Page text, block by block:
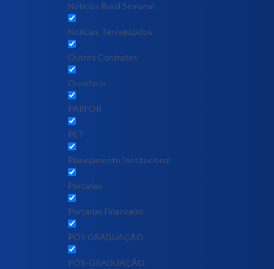
Notícias Rural Semanal
Notícias Terceirizados
Outros Contratos
Ouvidoria
PARFOR
PET
Planejamento Institucional
Portarias
Portarias Financeiro
PÓS GRADUAÇÃO
PÓS-GRADUAÇÃO